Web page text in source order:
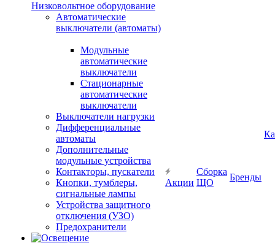
Низковольтное оборудование
Автоматические
выключатели (автоматы)
Модульные
автоматические
выключатели
Стационарные
автоматические
выключатели
Выключатели нагрузки
Дифференциальные
автоматы
Дополнительные
модульные устройства
Контакторы, пускатели
Кнопки, тумблеры,
сигнальные лампы
Устройства защитного
отключения (УЗО)
Предохранители
Акции
Сборка
ЩО
Бренды